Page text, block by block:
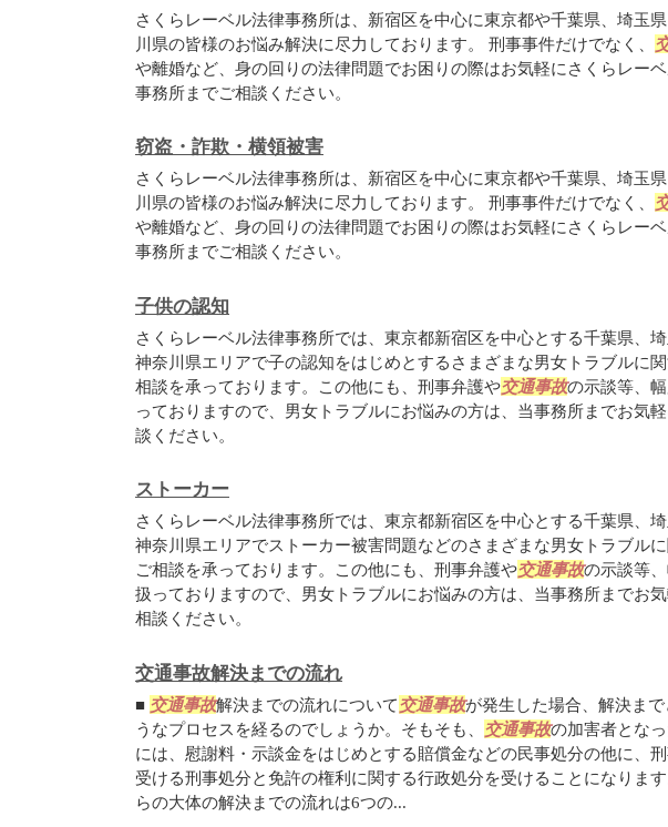
さくらレーベル法律事務所は、新宿区を中心に東京都や千葉県、埼玉
川県の皆様のお悩み解決に尽力しております。 刑事事件だけでなく、
や離婚など、身の回りの法律問題でお困りの際はお気軽にさくらレー
事務所までご相談ください。
窃盗・詐欺・横領被害
さくらレーベル法律事務所は、新宿区を中心に東京都や千葉県、埼玉
川県の皆様のお悩み解決に尽力しております。 刑事事件だけでなく、
や離婚など、身の回りの法律問題でお困りの際はお気軽にさくらレー
事務所までご相談ください。
子供の認知
さくらレーベル法律事務所では、東京都新宿区を中心とする千葉県、埼
神奈川県エリアで子の認知をはじめとするさまざまな男女トラブルに
相談を承っております。この他にも、刑事弁護や交通事故の示談等、
っておりますので、男女トラブルにお悩みの方は、当事務所までお気
談ください。
ストーカー
さくらレーベル法律事務所では、東京都新宿区を中心とする千葉県、埼
神奈川県エリアでストーカー被害問題などのさまざまな男女トラブル
ご相談を承っております。この他にも、刑事弁護や交通事故の示談等、
扱っておりますので、男女トラブルにお悩みの方は、当事務所までお
相談ください。
交通事故解決までの流れ
■ 交通事故解決までの流れについて交通事故が発生した場合、解決まで
うなプロセスを経るのでしょうか。そもそも、 交通事故の加害者とな
には、慰謝料・示談金をはじめとする賠償金などの民事処分の他に、
受ける刑事処分と免許の権利に関する行政処分を受けることになりま
らの大体の解決までの流れは6つの...